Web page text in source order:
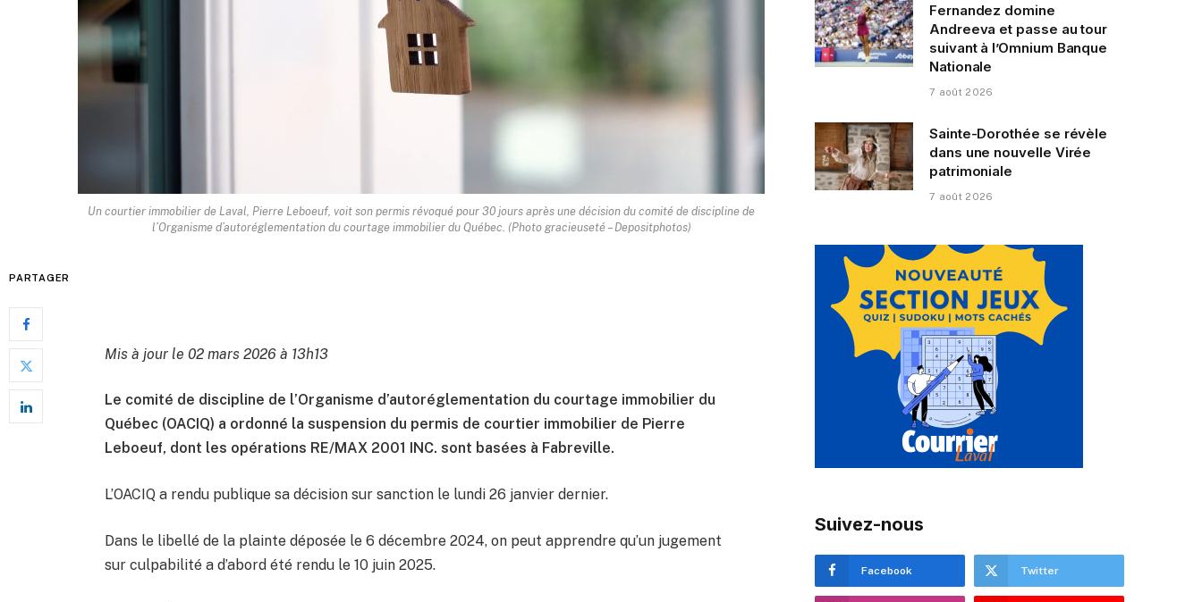
Un courtier immobilier de Laval, Pierre Leboeuf, voit son permis révoqué pour 30 jours après une décision du comité de discipline de
l’Organisme d’autoréglementation du courtage immobilier du Québec. (Photo gracieuseté – Depositphotos)
PARTAGER
Mis à jour le 02 mars 2026 à 13h13
Le comité de discipline de l’Organisme d’autoréglementation du courtage immobilier du
Québec (OACIQ) a ordonné la suspension du permis de courtier immobilier de Pierre
Leboeuf, dont les opérations RE/MAX 2001 INC. sont basées à Fabreville.
L’OACIQ a rendu publique sa décision sur sanction le lundi 26 janvier dernier.
Dans le libellé de la plainte déposée le 6 décembre 2024, on peut apprendre qu’un jugement
sur culpabilité a d’abord été rendu le 10 juin 2025.
Fernandez domine
Andreeva et passe au tour
suivant à l’Omnium Banque
Nationale
7 août 2026
Sainte-Dorothée se révèle
dans une nouvelle Virée
patrimoniale
7 août 2026
Suivez-nous
Facebook Twitter